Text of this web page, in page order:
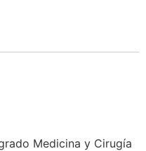
Medicina y Cirugía